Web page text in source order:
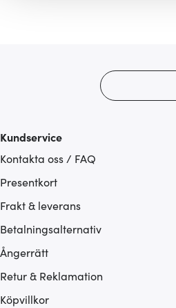
Kundservice
Kontakta oss / FAQ
Presentkort
Frakt & leverans
Betalningsalternativ
Ångerrätt
Retur & Reklamation
Köpvillkor